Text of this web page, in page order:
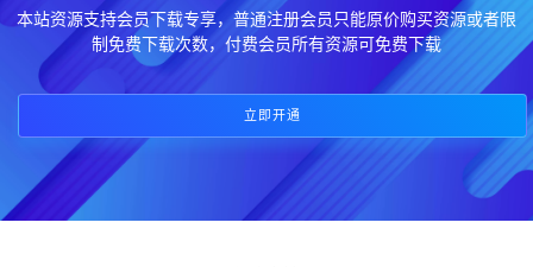
本站资源支持会员下载专享，普通注册会员只能原价购买资源或者限
制免费下载次数，付费会员所有资源可免费下载
立即开通